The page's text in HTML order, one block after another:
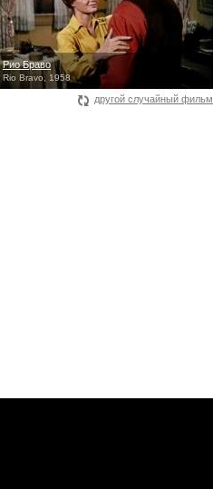
Рио Браво
Rio Bravo, 1958
другой случайный фильм